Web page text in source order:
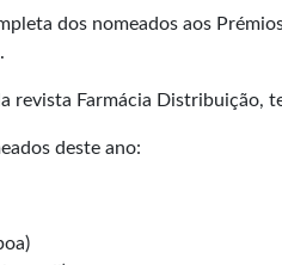
dos nomeados aos
revista Farmácia Distribuição,
deste ano: